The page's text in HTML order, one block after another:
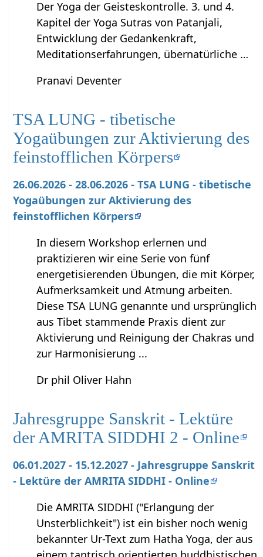
Der Yoga der Geisteskontrolle. 3. und 4.
Kapitel der Yoga Sutras von Patanjali,
Entwicklung der Gedankenkraft,
Meditationserfahrungen, übernatürliche …
Pranavi Deventer
TSA LUNG - tibetische
Yogaübungen zur Aktivierung des
feinstofflichen Körpers
26.06.2026 - 28.06.2026 - TSA LUNG - tibetische
Yogaübungen zur Aktivierung des
feinstofflichen Körpers
In diesem Workshop erlernen und
praktizieren wir eine Serie von fünf
energetisierenden Übungen, die mit Körper,
Aufmerksamkeit und Atmung arbeiten.
Diese TSA LUNG genannte und ursprünglich
aus Tibet stammende Praxis dient zur
Aktivierung und Reinigung der Chakras und
zur Harmonisierung ...
Dr phil Oliver Hahn
Jahresgruppe Sanskrit - Lektüre
der AMRITA SIDDHI 2 - Online
06.01.2027 - 15.12.2027 - Jahresgruppe Sanskrit
- Lektüre der AMRITA SIDDHI - Online
Die AMRITA SIDDHI ("Erlangung der
Unsterblichkeit") ist ein bisher noch wenig
bekannter Ur-Text zum Hatha Yoga, der aus